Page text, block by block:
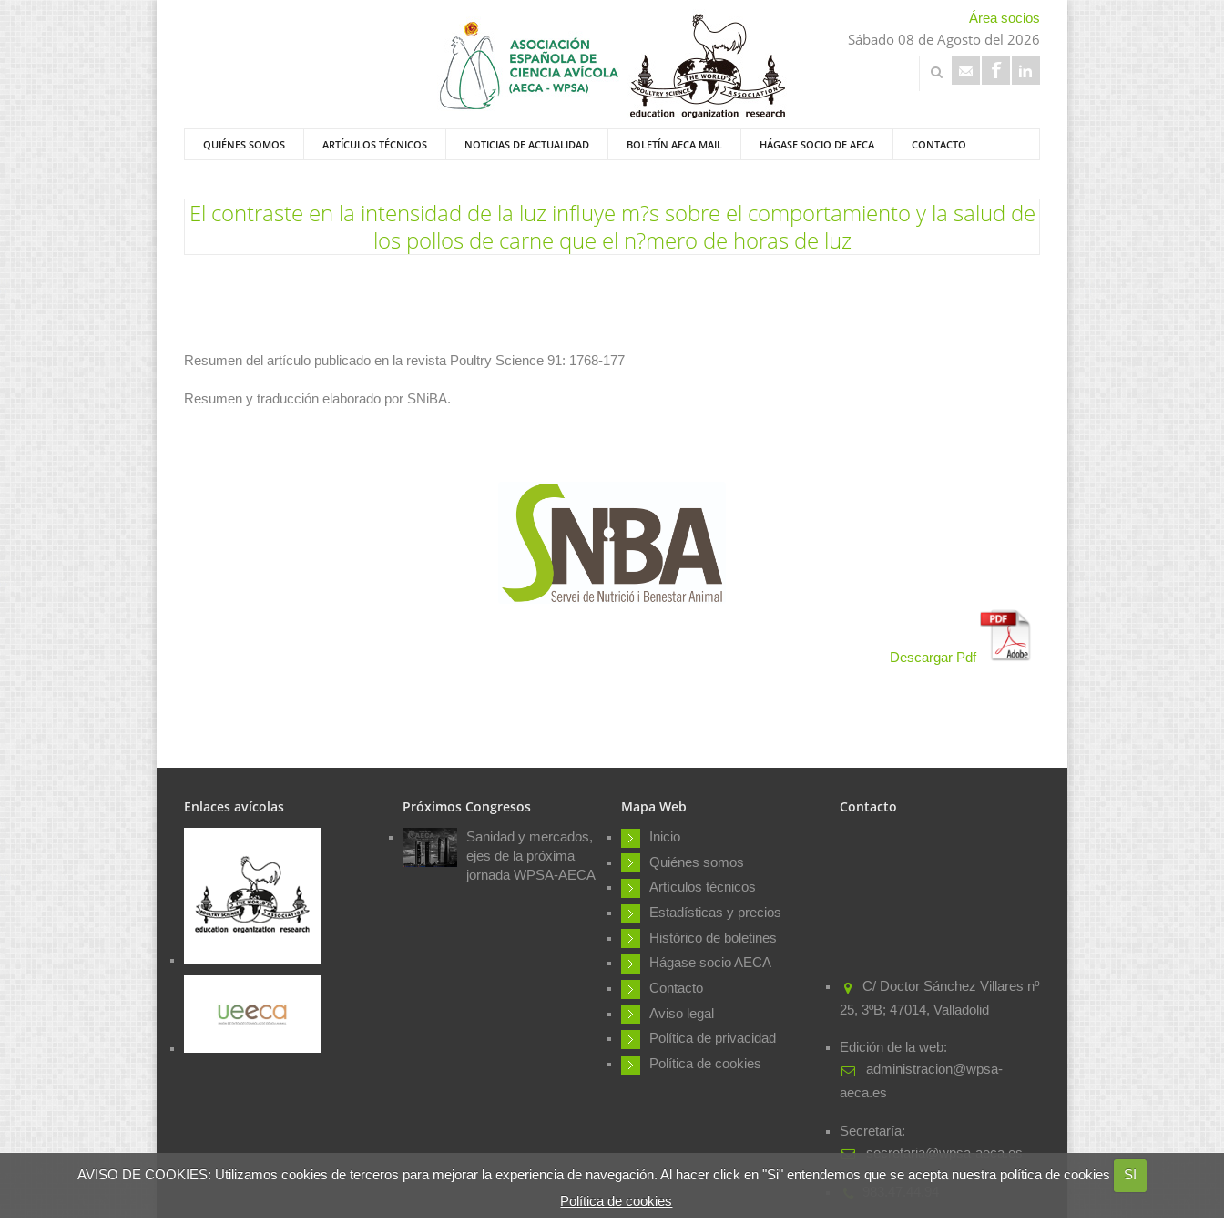
AVISO DE COOKIES: Utilizamos cookies de terceros para mejorar la experiencia de navegación. Al hacer click en "Si" entendemos que se acepta nuestra política de cookies
SI
Política de cookies
Área socios
Sábado 08 de Agosto del 2026
QUIÉNES SOMOS ARTÍCULOS TÉCNICOS NOTICIAS DE ACTUALIDAD BOLETÍN AECA MAIL HÁGASE SOCIO DE AECA CONTACTO
El contraste en la intensidad de la luz influye m?s sobre el comportamiento y la salud de
los pollos de carne que el n?mero de horas de luz
Resumen del artículo publicado en la revista Poultry Science 91: 1768-177
Resumen y traducción elaborado por SNiBA.
Descargar Pdf
Enlaces avícolas Próximos Congresos
Sanidad y mercados,
ejes de la próxima
jornada WPSA-AECA
Mapa Web
Inicio
Quiénes somos
Artículos técnicos
Estadísticas y precios
Histórico de boletines
Hágase socio AECA
Contacto
Aviso legal
Política de privacidad
Política de cookies
Contacto
C/ Doctor Sánchez Villares nº
25, 3ºB; 47014, Valladolid
Edición de la web:
administracion@wpsa-
aeca.es
Secretaría:
secretaria@wpsa-aeca.es